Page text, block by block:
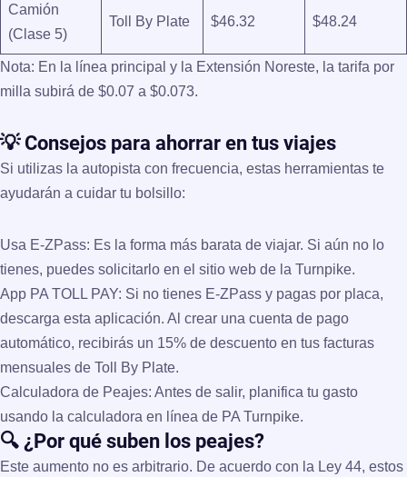
Camión
(Clase 5)
Toll By Plate $46.32 $48.24
Nota: En la línea principal y la Extensión Noreste, la tarifa por
milla subirá de $0.07 a $0.073.
💡 Consejos para ahorrar en tus viajes
Si utilizas la autopista con frecuencia, estas herramientas te
ayudarán a cuidar tu bolsillo:
Usa E-ZPass: Es la forma más barata de viajar. Si aún no lo
tienes, puedes solicitarlo en el sitio web de la Turnpike.
App PA TOLL PAY: Si no tienes E-ZPass y pagas por placa,
descarga esta aplicación. Al crear una cuenta de pago
automático, recibirás un 15% de descuento en tus facturas
mensuales de Toll By Plate.
Calculadora de Peajes: Antes de salir, planifica tu gasto
usando la calculadora en línea de PA Turnpike.
🔍 ¿Por qué suben los peajes?
Este aumento no es arbitrario. De acuerdo con la Ley 44, estos